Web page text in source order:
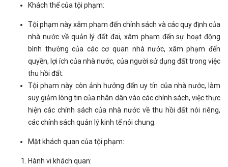
Khách thể của tội phạm:
Tội phạm này xâm phạm đến chính sách và các quy định của
nhà nước về quản lý đất đai, xâm phạm đến sự hoạt động
bình thường của các cơ quan nhà nước, xâm phạm đến
quyền, lợi ích của nhà nước, của người sử dụng đất trong việc
thu hồi đất.
Tội phạm này còn ảnh hưởng đến uy tín của nhà nước, làm
suy giảm lòng tin của nhân dân vào các chính sách, việc thực
hiện các chính sách của nhà nước về thu hồi đất nói riêng,
các chính sách quản lý kinh tế nói chung.
Mặt khách quan của tội phạm:
Hành vi khách quan: